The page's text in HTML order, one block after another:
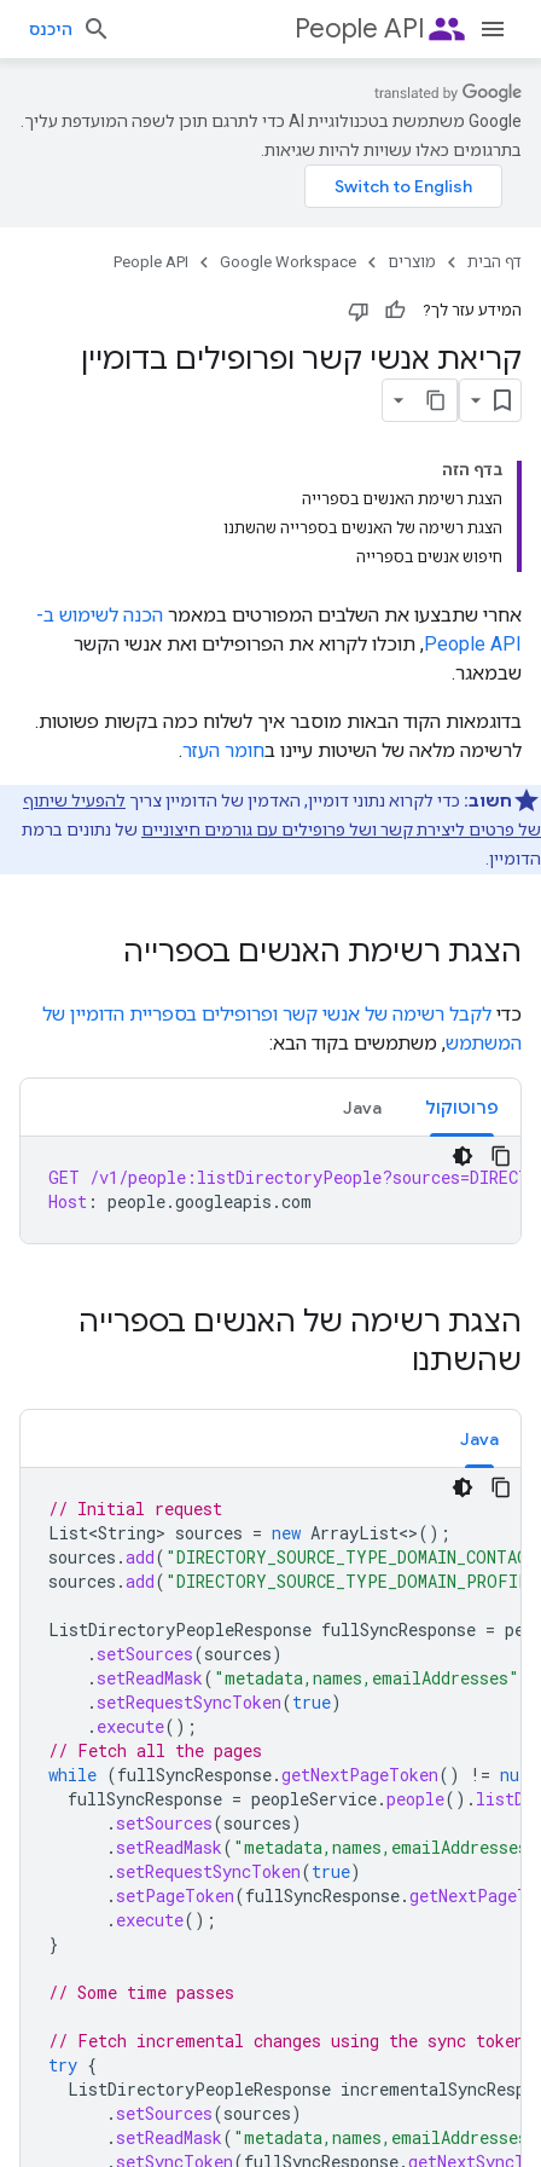
people
People API היכנס
‫Google משתמשת בטכנולוגיית AI כדי לתרגם תוכן לשפה המועדפת עליך.
בתרגומים כאלו עשויות להיות שגיאות.
דף הבית מוצרים Google Workspace
People API
המידע עזר לך?
קריאת אנשי קשר ופרופילים בדומיין
בדף הזה
הצגת רשימת האנשים בספרייה
הצגת רשימה של האנשים בספרייה שהשתנו
חיפוש אנשים בספרייה
אחרי שתבצעו את השלבים המפורטים במאמר הכנה לשימוש ב-
People API, תוכלו לקרוא את הפרופילים ואת אנשי הקשר
שבמאגר.
בדוגמאות הקוד הבאות מוסבר איך לשלוח כמה בקשות פשוטות.
לרשימה מלאה של השיטות עיינו בחומר העזר.
חשוב: כדי לקרוא נתוני דומיין, האדמין של הדומיין צריך להפעיל שיתוף
של פרטים ליצירת קשר ושל פרופילים עם גורמים חיצוניים של נתונים ברמת
הדומיין.
הצגת רשימת האנשים בספרייה
כדי לקבל רשימה של אנשי קשר ופרופילים בספריית הדומיין של
המשתמש, משתמשים בקוד הבא:
פרוטוקול Java
GET /v1/
Host : people.googleapis.com
הצגת רשימה של האנשים בספרייה
שהשתנו
Java
// Initial request
List<String> sources = new ArrayList<>();
sources .add(
sources .add(
ListDirectoryPeopleResponse fullSyncResponse =
. setSources(sources)
. setReadMask( "metadata,names,emailAddresses"
. setRequestSyncToken(true)
. execute();
// Fetch all the pages
while (fullSyncResponse.getNextPageToken() != null
fullSyncResponse = peopleService.people().
. setSources(sources)
. setReadMask( "metadata,names,emailAddresses"
. setRequestSyncToken(true)
. setPageToken(fullSyncResponse.
. execute();
}
// Some time passes
// Fetch incremental changes using the sync
try {
ListDirectoryPeopleResponse
. setSources(sources)
. setReadMask( "metadata,names,emailAddresses"
. setSyncToken(fullSyncResponse.